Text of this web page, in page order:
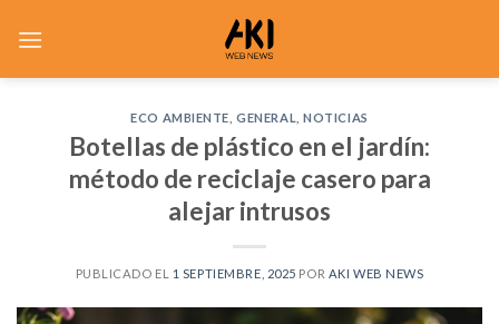
ECO AMBIENTE ,GENERAL ,NOTICIAS
Botellas de plástico en el jardín:
método de reciclaje casero para
alejar intrusos
PUBLICADO EL 1 SEPTIEMBRE, 2025 POR AKI WEB NEWS